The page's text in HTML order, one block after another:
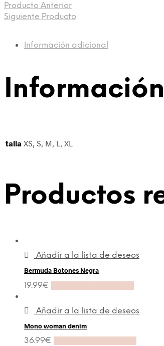
Producto Anterior
Siguiente Producto
Información adicional
talla XS, S, M, L, XL
Productos
Añadir a la lista de deseos
Bermuda Botones Negra
19.99€
Añadir a la lista de deseos
Mono woman denim
36.99€